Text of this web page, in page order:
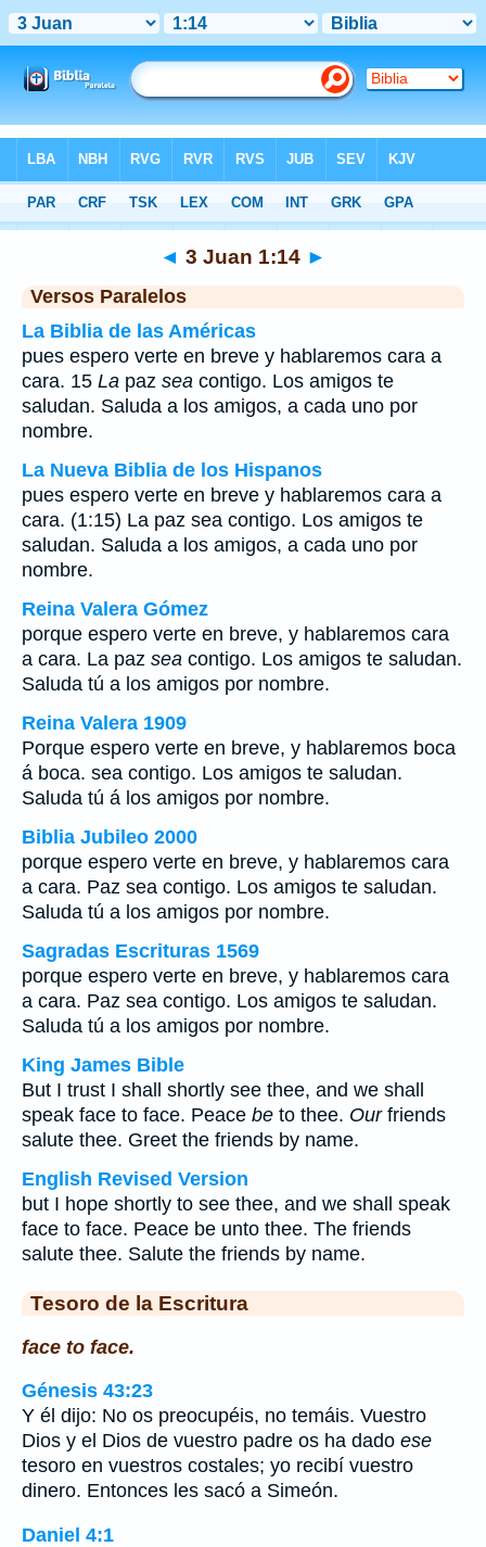
>3 Juan> Capítulo 1> Verso 14
◄ 3 Juan 1:14 ►
Versos Paralelos
La Biblia de las Américas
pues espero verte en breve y hablaremos cara a
cara. 15 La paz sea contigo. Los amigos te
saludan. Saluda a los amigos, a cada uno por
nombre.
La Nueva Biblia de los Hispanos
pues espero verte en breve y hablaremos cara a
cara. (1:15) La paz sea contigo. Los amigos te
saludan. Saluda a los amigos, a cada uno por
nombre.
Reina Valera Gómez
porque espero verte en breve, y hablaremos cara
a cara. La paz sea contigo. Los amigos te saludan.
Saluda tú a los amigos por nombre.
Reina Valera 1909
Porque espero verte en breve, y hablaremos boca
á boca. sea contigo. Los amigos te saludan.
Saluda tú á los amigos por nombre.
Biblia Jubileo 2000
porque espero verte en breve, y hablaremos cara
a cara. Paz sea contigo. Los amigos te saludan.
Saluda tú a los amigos por nombre.
Sagradas Escrituras 1569
porque espero verte en breve, y hablaremos cara
a cara. Paz sea contigo. Los amigos te saludan.
Saluda tú a los amigos por nombre.
King James Bible
But I trust I shall shortly see thee, and we shall
speak face to face. Peace be to thee. Ourfriends
salute thee. Greet the friends by name.
English Revised Version
but I hope shortly to see thee, and we shall speak
face to face. Peace be unto thee. The friends
salute thee. Salute the friends by name.
Tesoro de la Escritura
face to face.
Génesis 43:23
Y él dijo: No os preocupéis, no temáis. Vuestro
Dios y el Dios de vuestro padre os ha dado ese
tesoro en vuestros costales; yo recibí vuestro
dinero. Entonces les sacó a Simeón.
Daniel 4:1